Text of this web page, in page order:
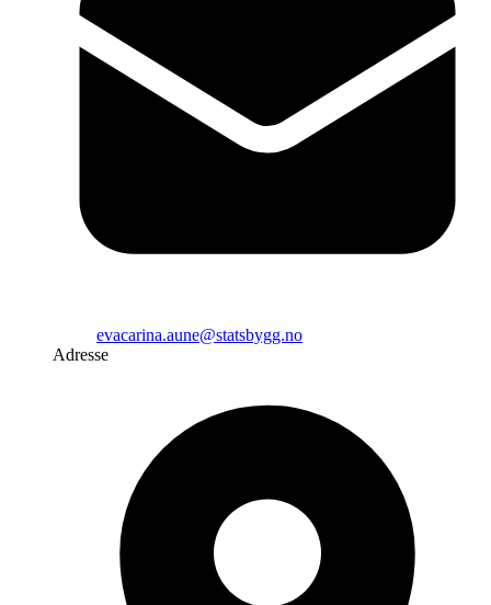
evacarina.aune@statsbygg.no
Adresse